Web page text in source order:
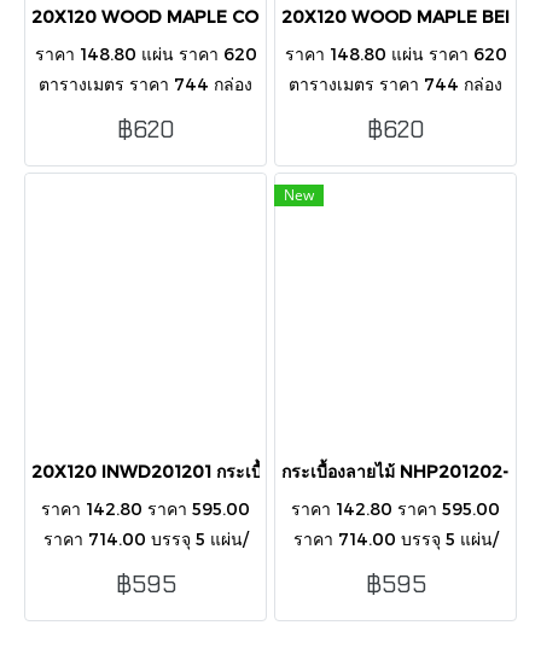
20X120 WOOD MAPLE COFFEE V2012007MATT
ราคา 148.80 แผ่น ราคา 620
ตารางเมตร ราคา 744 กล่อง
บรรจุ 5 แผ่น/กล่อง/1.2 ตาราง
เมตร
฿620
20X120 WOOD MAPLE
ราคา 148.80 แผ่น ราคา 620
ตารางเมตร ราคา 744 กล่อง
บรรจุ 5 แผ่น/กล่อง/1.2 ตาราง
เมตร
฿620
20X120 INWD201201 กระเบื้องลายไม้
ราคา 142.80 ราคา 595.00
ราคา 714.00 บรรจุ 5 แผ่น/
กล่อง/1.20 ตารางเมตร พื้น
ผิวR9-R10 /RANDOMS
฿595
New
กระเบื้องลายไม้ NHP201202-
ราคา 142.80 ราคา 595.00
ราคา 714.00 บรรจุ 5 แผ่น/
กล่อง/1.20 ตารางเมตร พื้น
ผิวR9-R10 /RANDOMS
฿595